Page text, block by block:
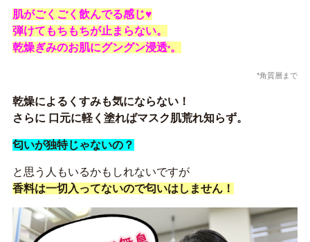
肌がごくごく飲んでる感じ♥
弾けてもちもちが止まらない。
乾燥ぎみのお肌にグングン浸透*。
*角質層まで
乾燥によるくすみも気にならない！
さらに 口元に軽く塗ればマスク肌荒れ知らず。
匂いが独特じゃないの？
と思う人もいるかもしれないですが
香料は一切入ってないので匂いはしません！